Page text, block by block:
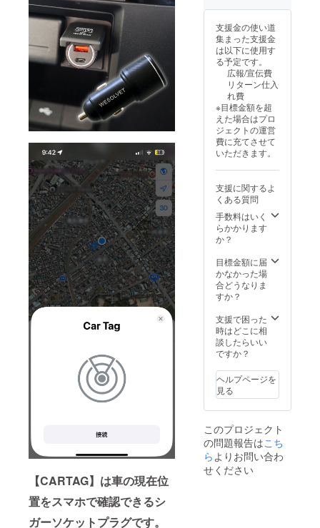
【CARTAG】は車の現在位
置をスマホで確認できるシ
ガーソケットプラグです。
より出
荷時期
が遅れ
る場合
があり
ます。
上した
正規販
売価格
が販売
予定価
格より
下がる
もござ
いま
す。 ※
ご注文
状況、
使用部
給状
況、製
造工程
上の都
合等に
荷時期
が遅れ
る場合
があり
支援金の使い道
集まった支援金
は以下に使用す
る予定です。
広報/宣伝費
リターン仕入
れ費
※目標金額を超
えた場合はプロ
ジェクトの運営
費に充てさせて
いただきます。
支援に関するよ
くある質問
手数料はいく
らかかります
か？
目標金額に届
かなかった場
合どうなりま
すか？
支援で困った
時はどこに相
談したらいい
ですか？
ヘルプページを
見る
このプロジェクト
の問題報告はこち
ら よりお問い合わ
せください